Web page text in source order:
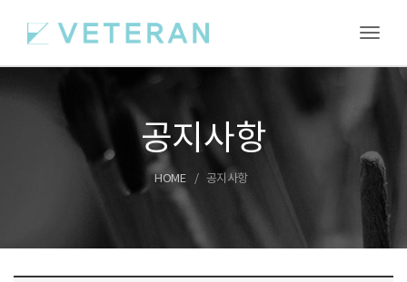
공지사항
HOME 공지사항